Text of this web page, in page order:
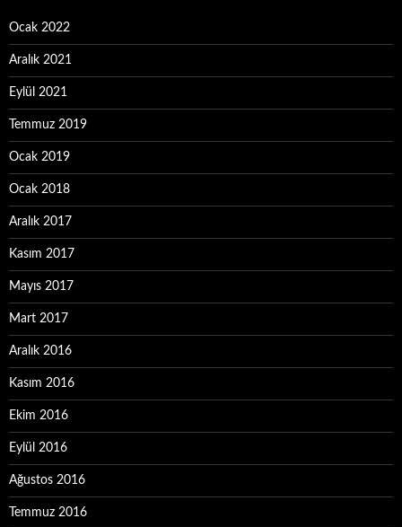
Ocak 2022
Aralık 2021
Eylül 2021
Temmuz 2019
Ocak 2019
Ocak 2018
Aralık 2017
Kasım 2017
Mayıs 2017
Mart 2017
Aralık 2016
Kasım 2016
Ekim 2016
Eylül 2016
Ağustos 2016
Temmuz 2016